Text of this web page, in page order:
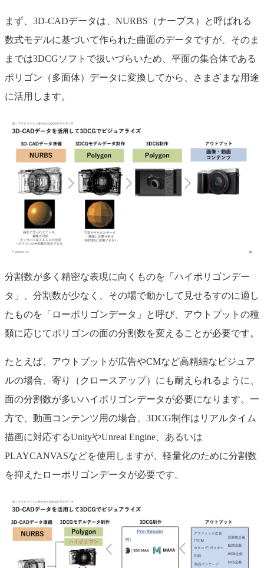
まず、3D-CADデータは、NURBS（ナーブス）と呼ばれる
数式モデルに基づいて作られた曲面のデータですが、そのま
までは3DCGソフトで扱いづらいため、平面の集合体である
ポリゴン（多面体）データに変換してから、さまざまな用途
に活用します。
分割数が多く精密な表現に向くものを「ハイポリゴンデー
タ」、分割数が少なく、その場で動かして見せるすのに適し
たものを「ローポリゴンデータ」と呼び、アウトプットの種
類に応じてポリゴンの面の分割数を変えることが必要です。
たとえば、アウトプットが広告やCMなど高精細なビジュア
ルの場合、寄り（クロースアップ）にも耐えられるように、
面の分割数が多いハイポリゴンデータが必要になります。一
方で、動画コンテンツ用の場合、3DCG制作はリアルタイム
描画に対応するUnityやUnreal Engine、あるいは
PLAYCANVASなどを使用しますが、軽量化のために分割数
を抑えたローポリゴンデータが必要です。